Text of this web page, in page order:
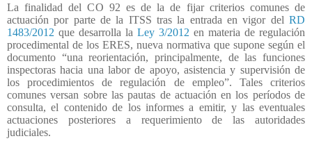
La finalidad del CO 92 es de la de fijar criterios comunes de
actuación por parte de la ITSS tras la entrada en vigor del RD
1483/2012 que desarrolla la Ley 3/2012 en materia de regulación
procedimental de los ERES, nueva normativa que supone según el
documento “una reorientación, principalmente, de las funciones
inspectoras hacia una labor de apoyo, asistencia y supervisión de
los procedimientos de regulación de empleo”. Tales criterios
comunes versan sobre las pautas de actuación en los períodos de
consulta, el contenido de los informes a emitir, y las eventuales
actuaciones posteriores a requerimiento de las autoridades
judiciales.